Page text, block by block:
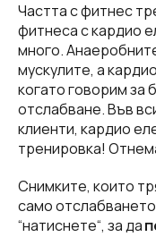
Частта с фитнес
фитнеса с кардио
много.
мускулите, а
когато говорим за
отслабване. Във
клиенти, кардио
тренировка!
Снимките, които
само
“натиснете“, за да